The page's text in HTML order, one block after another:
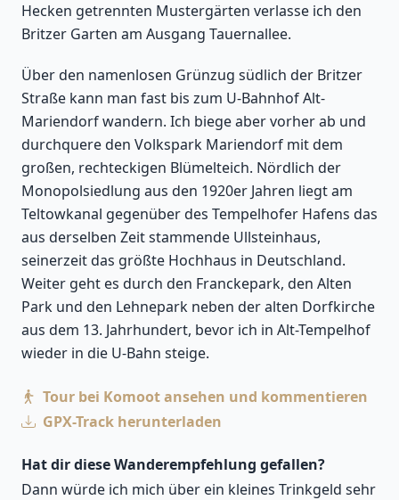
Hecken getrennten Mustergärten verlasse ich den
Britzer Garten am Ausgang Tauernallee.
Über den namenlosen Grünzug südlich der Britzer
Straße kann man fast bis zum U-Bahnhof Alt-
Mariendorf wandern. Ich biege aber vorher ab und
durchquere den Volkspark Mariendorf mit dem
großen, rechteckigen Blümelteich. Nördlich der
Monopolsiedlung aus den 1920er Jahren liegt am
Teltowkanal gegenüber des Tempelhofer Hafens das
aus derselben Zeit stammende Ullsteinhaus,
seinerzeit das größte Hochhaus in Deutschland.
Weiter geht es durch den Franckepark, den Alten
Park und den Lehnepark neben der alten Dorfkirche
aus dem 13. Jahrhundert, bevor ich in Alt-Tempelhof
wieder in die U-Bahn steige.
Tour bei Komoot ansehen und kommentieren
GPX-Track herunterladen
Hat dir diese Wanderempfehlung gefallen?
Dann würde ich mich über ein kleines Trinkgeld sehr